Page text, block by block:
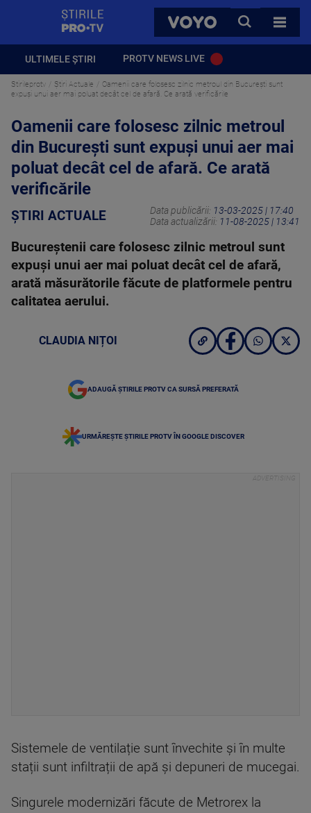
VOYO
CAUTA
TOATE
ULTIMELE ȘTIRI PROTV NEWS LIVE
Stirileprotv Știri Actuale
Oamenii care folosesc zilnic metroul din București sunt
expuși unui aer mai poluat decât cel de afară. Ce arată verificările
Oamenii care folosesc zilnic metroul
din București sunt expuși unui aer mai
poluat decât cel de afară. Ce arată
verificările
ȘTIRI ACTUALE Data publicării: 13-03-2025 | 17:40
Data actualizării: 11-08-2025 | 13:41
Bucureștenii care folosesc zilnic metroul sunt
expuși unui aer mai poluat decât cel de afară,
arată măsurătorile făcute de platformele pentru
calitatea aerului.
CLAUDIA NIȚOI
ADAUGĂ ȘTIRILE PROTV CA SURSĂ PREFERATĂ
URMĂREȘTE ȘTIRILE PROTV ÎN GOOGLE DISCOVER
Sistemele de ventilație sunt învechite și în multe
stații sunt infiltrații de apă și depuneri de mucegai.
Singurele modernizări făcute de Metrorex la